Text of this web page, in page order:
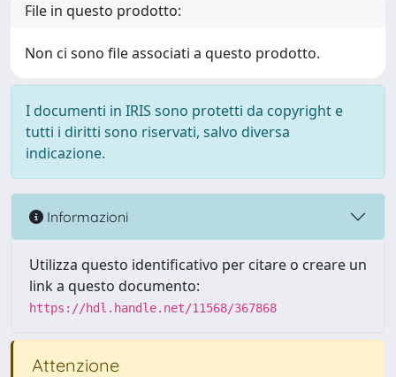
File in questo prodotto:
Non ci sono file associati a questo prodotto.
I documenti in IRIS sono protetti da copyright e
tutti i diritti sono riservati, salvo diversa
indicazione.
Informazioni
Utilizza questo identificativo per citare o creare un
link a questo documento:
https://hdl.handle.net/11568/367868
Attenzione